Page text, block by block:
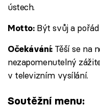
ústech.
Motto: Být svůj a
Očekávání: Těší se na
nezapomenutelný
v televizním vysílání.
Soutěžní menu: